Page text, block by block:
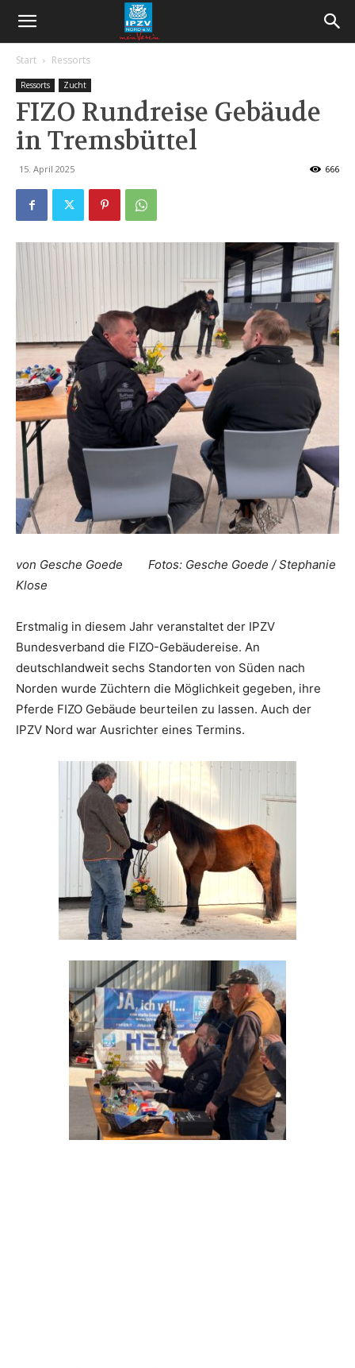
Start Ressorts
Ressorts Zucht
FIZO Rundreise Gebäude
in Tremsbüttel
15. April 2025 666
von Gesche Goede Fotos: Gesche Goede / Stephanie
Klose
Erstmalig in diesem Jahr veranstaltet der IPZV
Bundesverband die FIZO-Gebäudereise. An
deutschlandweit sechs Standorten von Süden nach
Norden wurde Züchtern die Möglichkeit gegeben, ihre
Pferde FIZO Gebäude beurteilen zu lassen. Auch der
IPZV Nord war Ausrichter eines Termins.